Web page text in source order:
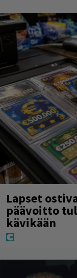
Lapset
päävoitto
kävikään